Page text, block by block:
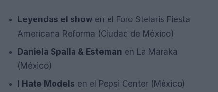
Leyendas el show en el Foro Stelaris Fiesta
Americana Reforma (Ciudad de México)
Daniela Spalla & Esteman en La Maraka
(México)
I Hate Models en el Pepsi Center (México)